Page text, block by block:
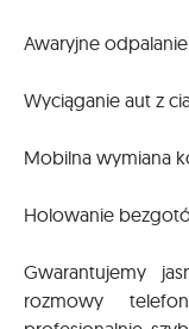
Awaryjne
Wyciąganie aut z
Mobilna wymiana
Holowanie
Gwarantujemy
rozmowy